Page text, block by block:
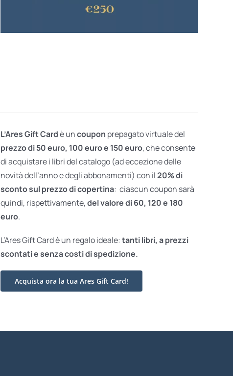
L’Ares Gift Cardè uncoupon prepagato virtuale del
prezzo di 50 euro, 100 euro e 150 euro, che consente
di acquistare i libri del catalogo (ad eccezione delle
novità dell’anno e degli abbonamenti) con il20% di
sconto sul prezzo di copertina: ciascun coupon sarà
quindi, rispettivamente,del valore di 60, 120 e 180
euro.
L’Ares Gift Card è un regalo ideale: tanti libri, a prezzi
scontati esenza costi di spedizione.
Acquista ora la tua Ares Gift Card!